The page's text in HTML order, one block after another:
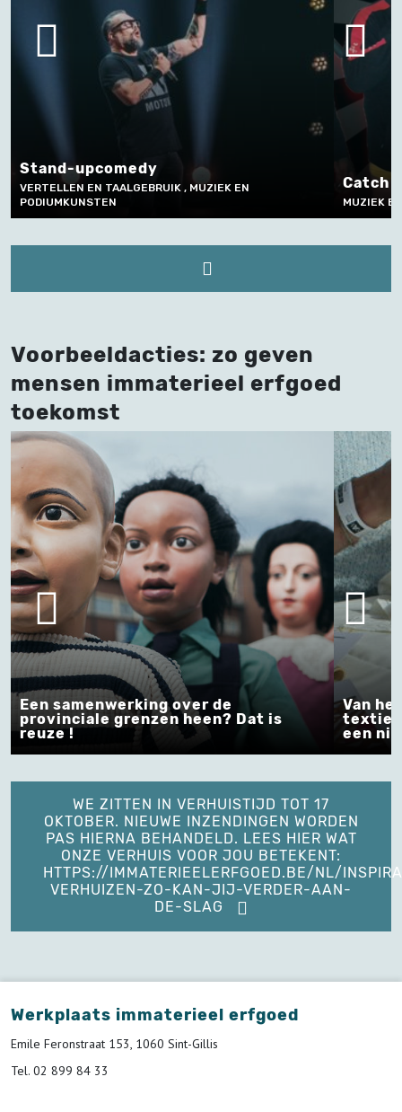
TAALGEBRUIK , MUZIEK EN
Catch in
MUZIEK EN
Voorbeeldacties: zo geven
mensen immaterieel erfgoed
toekomst
over de
grenzen heen? Dat is
!
Van het
een nieuwe
WE ZITTEN IN VERHUISTIJD TOT 17
OKTOBER. NIEUWE INZENDINGEN WORDEN
PAS HIERNA BEHANDELD. LEES HIER WAT
ONZE VERHUIS VOOR JOU BETEKENT:
HTTPS://IMMATERIEELERFGOED.BE/NL/
VERHUIZEN-ZO-KAN-JIJ-VERDER-AAN-
DE-SLAG
Werkplaats immaterieel erfgoed
Emile Feronstraat 153, 1060 Sint-Gillis
Tel. 02 899 84 33